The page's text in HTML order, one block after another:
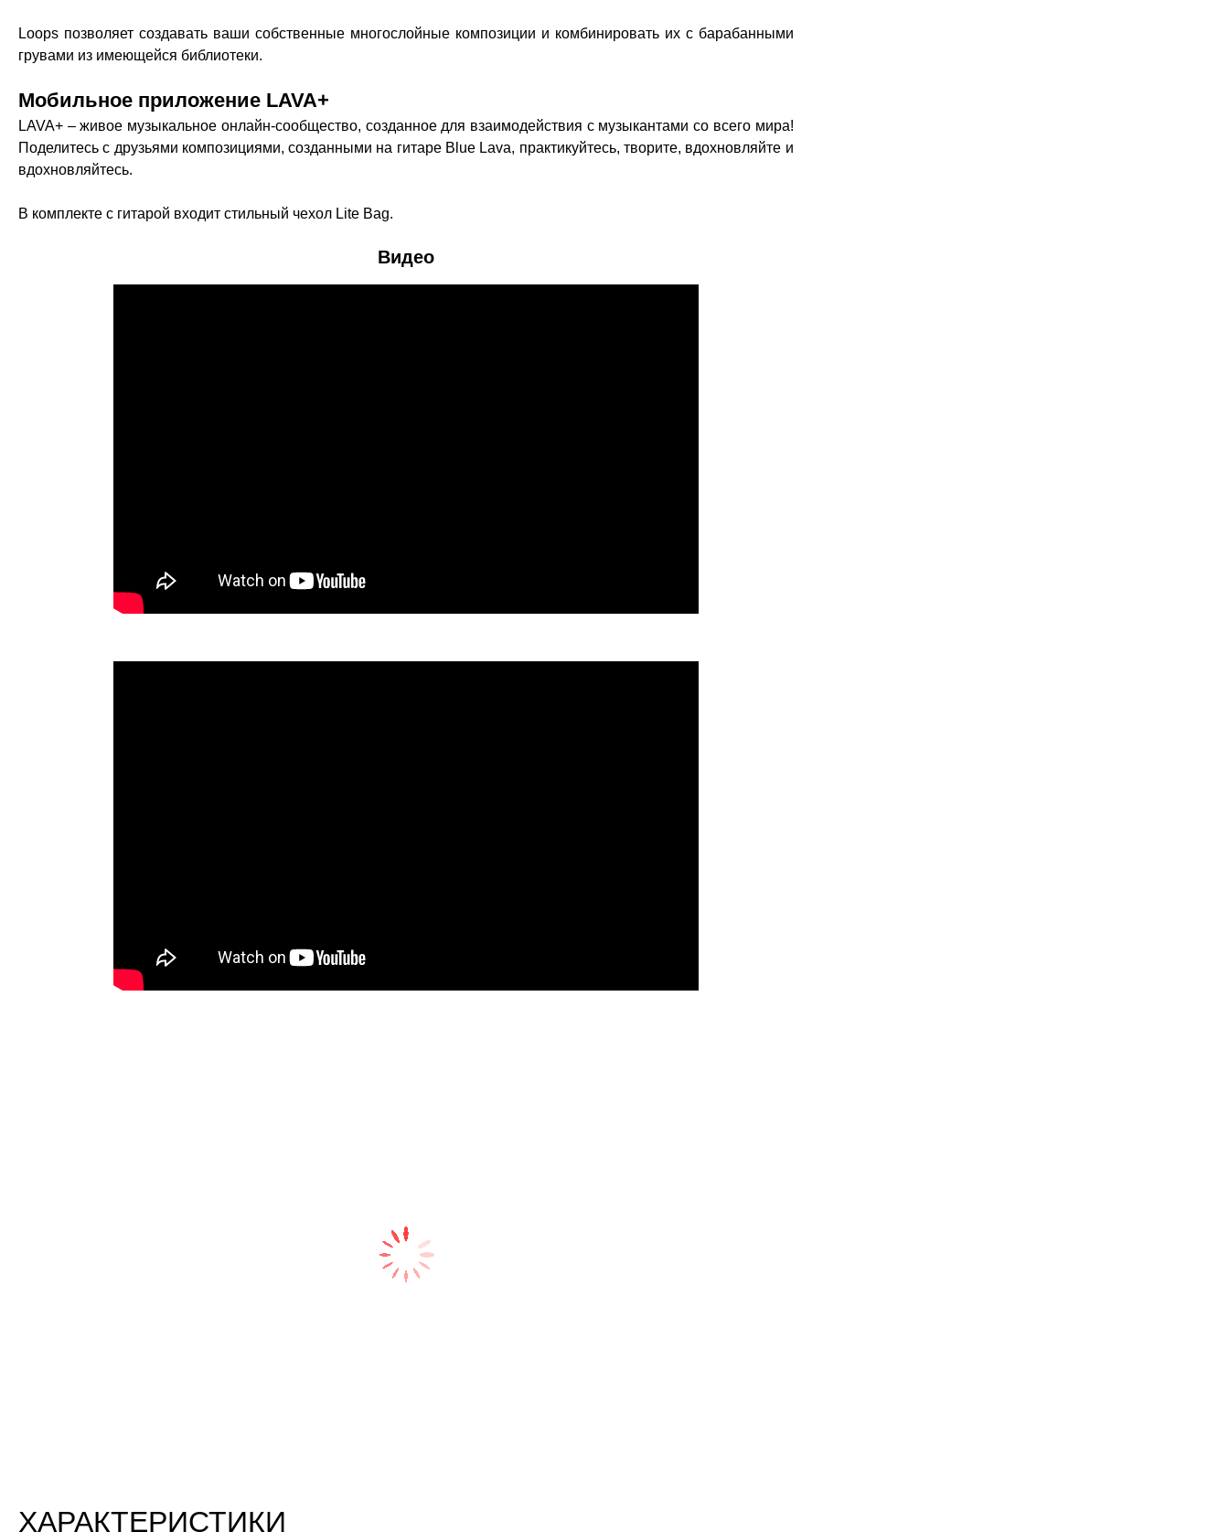
Loops позволяет создавать ваши собственные многослойные композиции и комбинировать их с барабанными
грувами из имеющейся библиотеки.
Мобильное приложение LAVA+
LAVA+ – живое музыкальное онлайн-сообщество, созданное для взаимодействия с музыкантами со всего мира!
Поделитесь с друзьями композициями, созданными на гитаре Blue Lava, практикуйтесь, творите, вдохновляйте и
вдохновляйтесь.
В комплекте с гитарой входит стильный чехол Lite Bag.
Видео
ХАРАКТЕРИСТИКИ